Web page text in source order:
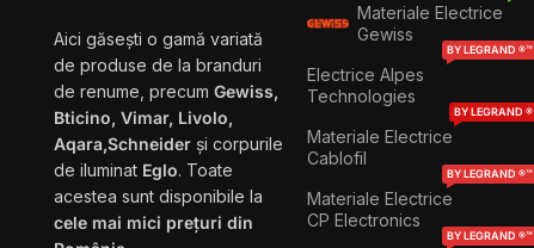
Aici găsești o gamă variată
de produse de la branduri
de renume, precum Gewiss,
Bticino, Vimar, Livolo,
Aqara,Schneider și corpurile
de iluminat Eglo. Toate
acestea sunt disponibile la
cele mai mici prețuri din
Materiale Electrice
Gewiss
Electrice Alpes
Technologies
BY LEGRAND ®™
Materiale Electrice
Cablofil
BY LEGRAND ®
Materiale Electrice
CP Electronics
BY LEGRAND ®™
BY LEGRAND ®™